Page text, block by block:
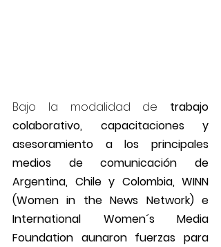
Bajo la modalidad de trabajo
colaborativo, capacitaciones y
asesoramiento a los principales
medios de comunicación de
Argentina, Chile y Colombia, WINN
(Women in the News Network) e
International Women´s Media
Foundation aunaron fuerzas para